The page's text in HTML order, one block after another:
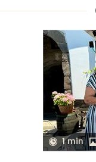
1 min